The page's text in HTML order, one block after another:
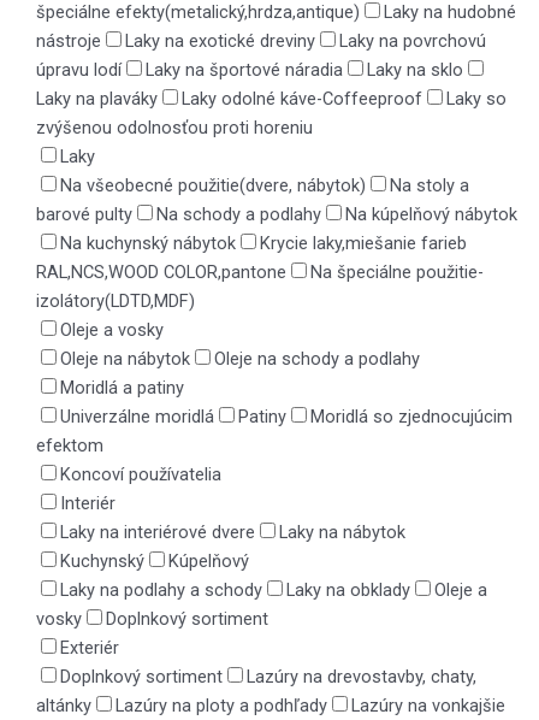
špeciálne efekty(metalický,hrdza,antique)
Laky na hudobné
nástroje
Laky na exotické dreviny
Laky na povrchovú
úpravu lodí
Laky na športové náradia
Laky na sklo
Laky na plaváky
Laky odolné káve-Coffeeproof
Laky so
zvýšenou odolnosťou proti horeniu
Laky
Na všeobecné použitie(dvere, nábytok)
Na stoly a
barové pulty
Na schody a podlahy
Na kúpelňový nábytok
Na kuchynský nábytok
Krycie laky,miešanie farieb
RAL,NCS,WOOD COLOR,pantone
Na špeciálne použitie-
izolátory(LDTD,MDF)
Oleje a vosky
Oleje na nábytok
Oleje na schody a podlahy
Moridlá a patiny
Univerzálne moridlá
Patiny
Moridlá so zjednocujúcim
efektom
Koncoví používatelia
Interiér
Laky na interiérové dvere
Laky na nábytok
Kuchynský
Kúpelňový
Laky na podlahy a schody
Laky na obklady
Oleje a
vosky
Doplnkový sortiment
Exteriér
Doplnkový sortiment
Lazúry na drevostavby, chaty,
altánky
Lazúry na ploty a podhľady
Lazúry na vonkajšie